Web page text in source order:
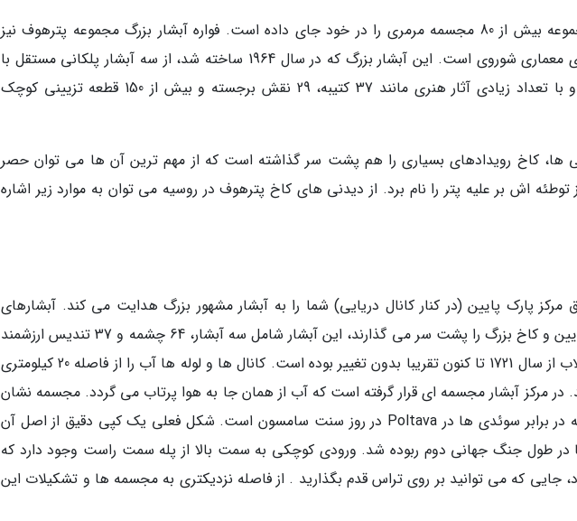
محوطه باغ های این مجموعه بیش از 80 مجسمه مرمری را در خود جای داده است. فواره آبشار بزرگ مجموعه پترهوف نیز
یکی از زیباترین سازه های معماری شوروی است. این آبشار بزرگ که در سال 1964 ساخته شد، از سه آبشار پلکانی مستقل با
17 پله تشکیل می گردد و با تعداد زیادی آثار هنری مانند 37 کتیبه، 29 نقش برجسته و بیش از 150 قطعه تزیینی کوچک
ها، کاخ رویدادهای بسیاری را هم پشت سر گذاشته است که از مهم ترین آن ها می توان حصر
توطئه اش بر علیه پتر را نام برد. از دیدنی های کاخ پترهوف در روسیه می توان به موارد زیر اشاره
پارک پایین (در کنار کانال دریایی) شما را به آبشار مشهور بزرگ هدایت می کند. آبشارهای
شیب دار که پارک های پایین و کاخ بزرگ را پشت سر می گذارند، این آبشار شامل سه آبشار، 64 چشمه و 37 تندیس ارزشمند
است. سیستم آب و فاضلاب از سال 1721 تا کنون تقریبا بدون تغییر بوده است. کانال ها و لوله ها آب را از فاصله 20 کیلومتری
در مرکز آبشار مجسمه ای قرار گرفته است که آب از همان جا به هوا پرتاب می گردد. مجسمه نشان
دهنده پیروزی 1709 روسیه در برابر سوئدی ها در Poltava در روز سنت سامسون است. شکل فعلی یک کپی دقیق از اصل آن
طول جنگ جهانی دوم ربوده شد. ورودی کوچکی به سمت بالا از پله سمت راست وجود دارد که
جایی که می توانید بر روی تراس قدم بگذارید . از فاصله نزدیکتری به مجسمه ها و تشکیلات این